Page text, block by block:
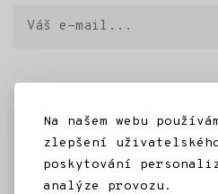
Na našem webu
zlepšení
poskytování
analýze provozu.
SD Jilm Kino 70
IC Jilemnice
Projekty
Kontakt